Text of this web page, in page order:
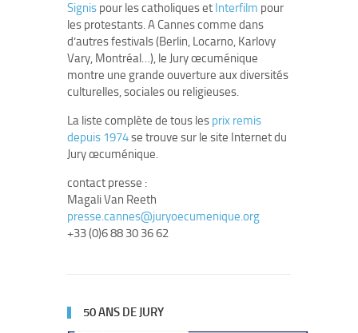
Signis pour les catholiques et Interfilm pour
les protestants. A Cannes comme dans
d’autres festivals (Berlin, Locarno, Karlovy
Vary, Montréal…), le Jury œcuménique
montre une grande ouverture aux diversités
culturelles, sociales ou religieuses.
La liste complète de tous les prix remis
depuis 1974se trouve sur le site Internet du
Jury œcuménique.
contact presse :
Magali Van Reeth
presse.cannes@juryoecumenique.org
+33 (0)6 88 30 36 62
50 ANS DE JURY